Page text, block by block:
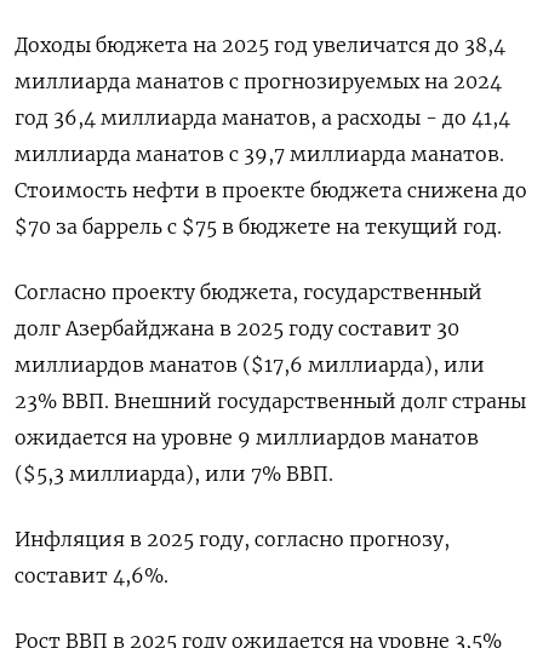
Доходы бюджета на 2025 год увеличатся до 38,4
миллиарда манатов с прогнозируемых на 2024
год 36,4 миллиарда манатов, а расходы - до 41,4
миллиарда манатов с 39,7 миллиарда манатов.
Стоимость нефти в проекте бюджета снижена до
$70 за баррель с $75 в бюджете на текущий год.
Согласно проекту бюджета, государственный
долг Азербайджана в 2025 году составит 30
миллиардов манатов ($17,6 миллиарда), или
23% ВВП. Внешний государственный долг страны
ожидается на уровне 9 миллиардов манатов
($5,3 миллиарда), или 7% ВВП.
Инфляция в 2025 году, согласно прогнозу,
составит 4,6%.
Рост ВВП в 2025 году ожидается на уровне 3,5%